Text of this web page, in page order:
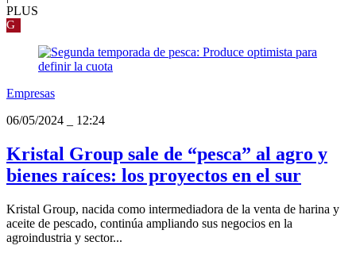
PLUS
G
Empresas
06/05/2024
12:24
Kristal Group sale de “pesca” al agro y
bienes raíces: los proyectos en el sur
Kristal Group, nacida como intermediadora de la venta de harina y
aceite de pescado, continúa ampliando sus negocios en la
agroindustria y sector...